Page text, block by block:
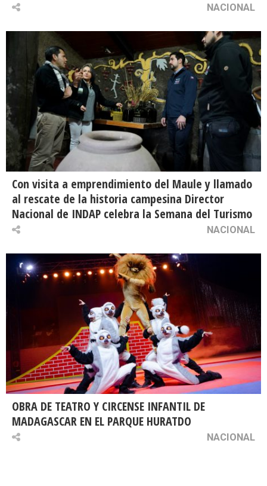
NACIONAL
Con visita a emprendimiento del Maule y llamado
al rescate de la historia campesina Director
Nacional de INDAP celebra la Semana del Turismo
NACIONAL
OBRA DE TEATRO Y CIRCENSE INFANTIL DE
MADAGASCAR EN EL PARQUE HURATDO
NACIONAL